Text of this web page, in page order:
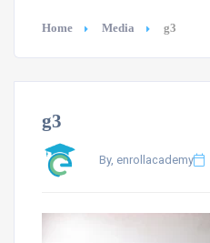
Home Media g3
g3
By, enrollacademy